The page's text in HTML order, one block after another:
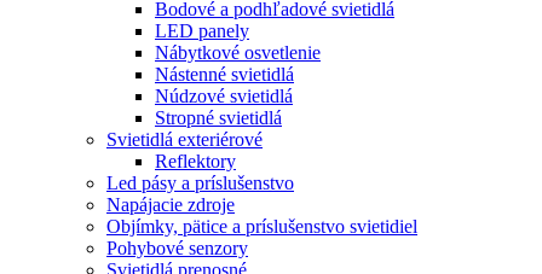
Bodové a podhľadové svietidlá
LED panely
Nábytkové osvetlenie
Nástenné svietidlá
Núdzové svietidlá
Stropné svietidlá
Svietidlá exteriérové
Reflektory
Led pásy a príslušenstvo
Napájacie zdroje
Objímky, pätice a príslušenstvo svietidiel
Pohybové senzory
Svietidlá prenosné